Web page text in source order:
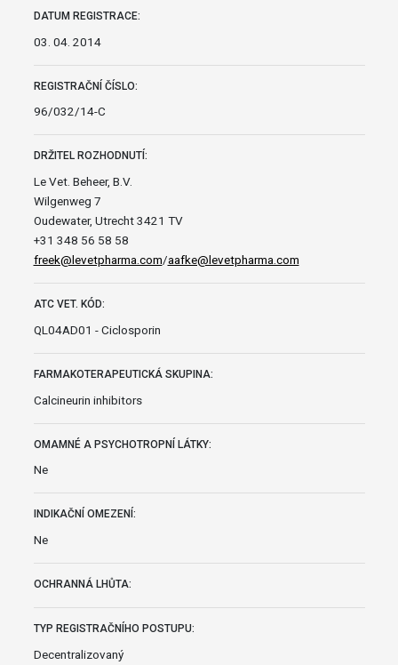
DATUM REGISTRACE:
03. 04. 2014
REGISTRAČNÍ ČÍSLO:
96/032/14-C
DRŽITEL ROZHODNUTÍ:
Le Vet. Beheer, B.V.
Wilgenweg 7
Oudewater, Utrecht 3421 TV
+31 348 56 58 58
freek@levetpharma.com/aafke@levetpharma.com
ATC VET. KÓD:
QL04AD01 - Ciclosporin
FARMAKOTERAPEUTICKÁ SKUPINA:
Calcineurin inhibitors
OMAMNÉ A PSYCHOTROPNÍ LÁTKY:
Ne
INDIKAČNÍ OMEZENÍ:
Ne
OCHRANNÁ LHŮTA:
TYP REGISTRAČNÍHO POSTUPU:
Decentralizovaný